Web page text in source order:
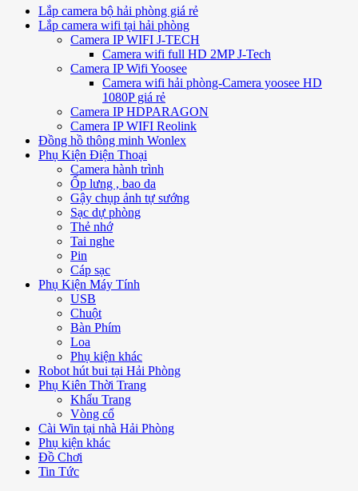
Lắp camera bộ hải phòng giá rẻ
Lắp camera wifi tại hải phòng
Camera IP WIFI J-TECH
Camera wifi full HD 2MP J-Tech
Camera IP Wifi Yoosee
Camera wifi hải phòng-Camera yoosee HD
1080P giá rẻ
Camera IP HDPARAGON
Camera IP WIFI Reolink
Đồng hồ thông minh Wonlex
Phụ Kiện Điện Thoại
Camera hành trình
Ốp lưng , bao da
Gậy chụp ảnh tự sướng
Sạc dự phòng
Thẻ nhớ
Tai nghe
Pin
Cáp sạc
Phụ Kiện Máy Tính
USB
Chuột
Bàn Phím
Loa
Phụ kiện khác
Robot hút bui tại Hải Phòng
Phụ Kiên Thời Trang
Khẩu Trang
Vòng cổ
Cài Win tại nhà Hải Phòng
Phụ kiện khác
Đồ Chơi
Tin Tức